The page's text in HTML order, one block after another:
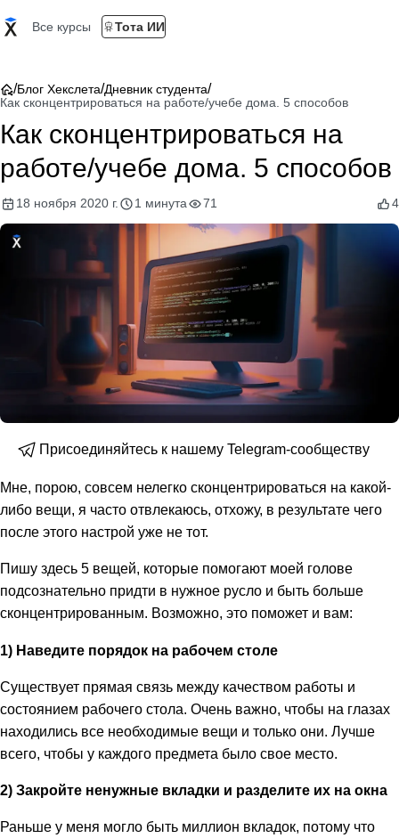
Все курсы Тота ИИ
/Блог Хекслета/Дневник студента/
Как сконцентрироваться на работе/учебе дома. 5 способов
Как сконцентрироваться на
работе/учебе дома. 5 способов
18 ноября 2020 г. 1 минута 71 4
Присоединяйтесь к нашему Telegram-сообществу
Мне, порою, совсем нелегко сконцентрироваться на какой-
либо вещи, я часто отвлекаюсь, отхожу, в результате чего
после этого настрой уже не тот.
Пишу здесь 5 вещей, которые помогают моей голове
подсознательно придти в нужное русло и быть больше
сконцентрированным. Возможно, это поможет и вам:
1) Наведите порядок на рабочем столе
Существует прямая связь между качеством работы и
состоянием рабочего стола. Очень важно, чтобы на глазах
находились все необходимые вещи и только они. Лучше
всего, чтобы у каждого предмета было свое место.
2) Закройте ненужные вкладки и разделите их на окна
Раньше у меня могло быть миллион вкладок, потому что